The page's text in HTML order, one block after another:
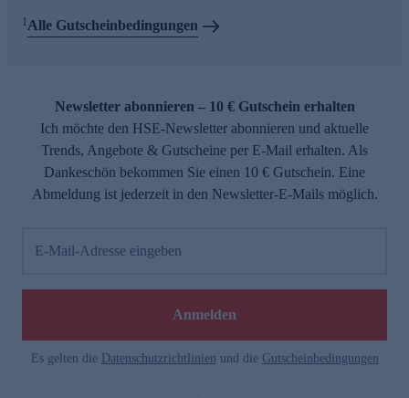
1Alle Gutscheinbedingungen
Newsletter abonnieren – 10 € Gutschein erhalten
Ich möchte den HSE-Newsletter abonnieren und aktuelle
Trends, Angebote & Gutscheine per E-Mail erhalten. Als
Dankeschön bekommen Sie einen 10 € Gutschein. Eine
Abmeldung ist jederzeit in den Newsletter-E-Mails möglich.
E-Mail-Adresse eingeben
Anmelden
Es gelten die Datenschutzrichtlinien und die Gutscheinbedingungen